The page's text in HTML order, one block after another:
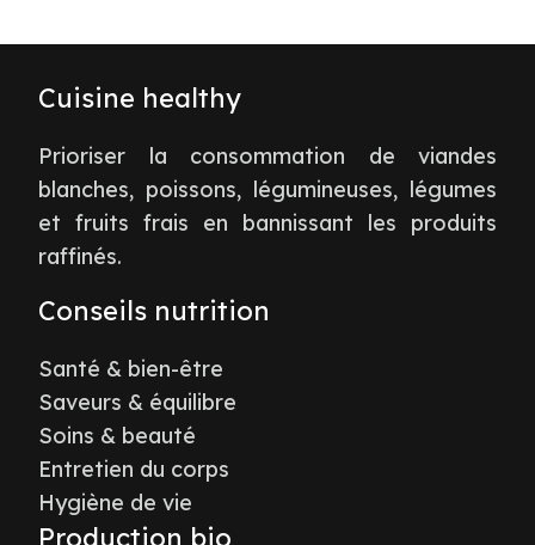
Cuisine healthy
Prioriser la consommation de viandes
blanches, poissons, légumineuses, légumes
et fruits frais en bannissant les produits
raffinés.
Conseils nutrition
Santé & bien-être
Saveurs & équilibre
Soins & beauté
Entretien du corps
Hygiène de vie
Production bio